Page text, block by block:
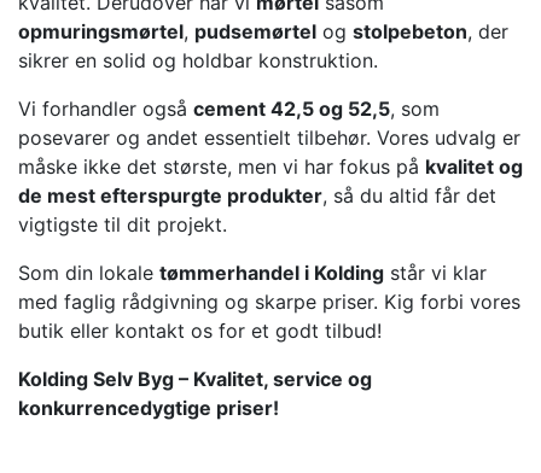
opmuringsmørtel, pudsemørtel og stolpebeton, der
sikrer en solid og holdbar konstruktion.
Vi forhandler også cement 42,5 og 52,5, som
posevarer og andet essentielt tilbehør. Vores udvalg er
måske ikke det største, men vi har fokus på kvalitet og
de mest efterspurgte produkter, så du altid får det
vigtigste til dit projekt.
Som din lokale tømmerhandel i Kolding står vi klar
med faglig rådgivning og skarpe priser. Kig forbi vores
butik eller kontakt os for et godt tilbud!
Kolding Selv Byg – Kvalitet, service og
konkurrencedygtige priser!